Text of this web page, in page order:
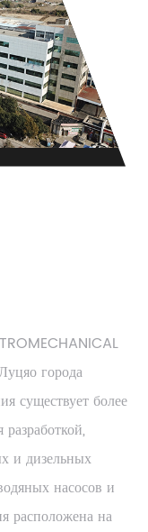
города
существует более
и дизельных
насосов и
расположена на